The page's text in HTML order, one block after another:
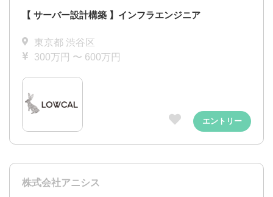
【 サーバー設計構築 】インフラエンジニア
東京都 渋谷区
300万円 〜 600万円
エントリー
株式会社アニシス